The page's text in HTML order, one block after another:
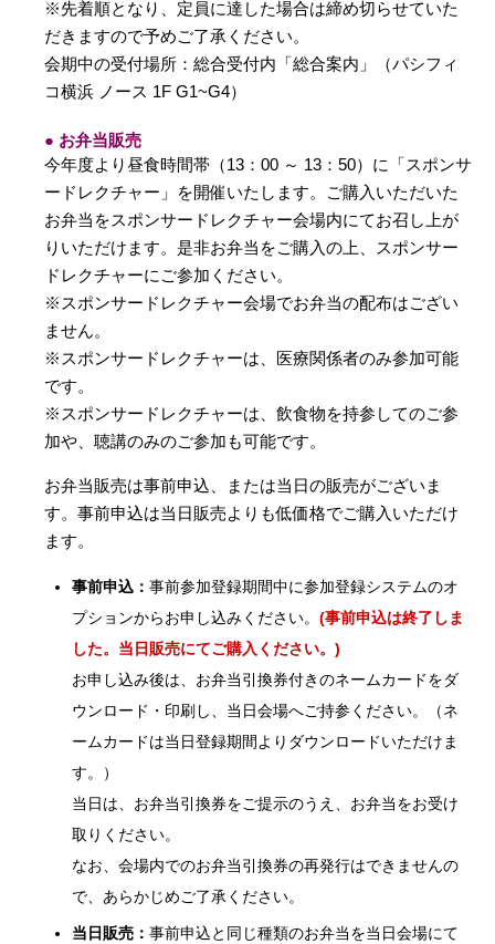
※先着順となり、定員に達した場合は締め切らせていた
だきますので予めご了承ください。
会期中の受付場所：総合受付内「総合案内」（パシフィ
コ横浜 ノース 1F G1~G4）
● お弁当販売
今年度より昼食時間帯（13：00 ～ 13：50）に「スポンサ
ードレクチャー」を開催いたします。ご購入いただいた
お弁当をスポンサードレクチャー会場内にてお召し上が
りいただけます。是非お弁当をご購入の上、スポンサー
ドレクチャーにご参加ください。
※スポンサードレクチャー会場でお弁当の配布はござい
ません。
※スポンサードレクチャーは、医療関係者のみ参加可能
です。
※スポンサードレクチャーは、飲食物を持参してのご参
加や、聴講のみのご参加も可能です。
お弁当販売は事前申込、または当日の販売がございま
す。事前申込は当日販売よりも低価格でご購入いただけ
ます。
事前申込： 事前参加登録期間中に参加登録システムのオ
プションからお申し込みください。 (事前申込は終了しま
した。当日販売にてご購入ください。)
お申し込み後は、お弁当引換券付きのネームカードをダ
ウンロード・印刷し、当日会場へご持参ください。（ネ
ームカードは当日登録期間よりダウンロードいただけま
す。）
当日は、お弁当引換券をご提示のうえ、お弁当をお受け
取りください。
なお、会場内でのお弁当引換券の再発行はできませんの
で、あらかじめご了承ください。
当日販売： 事前申込と同じ種類のお弁当を当日会場にて